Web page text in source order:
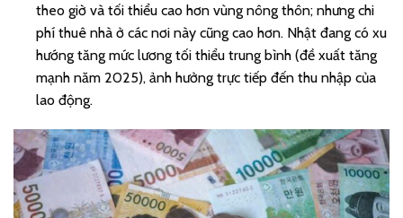
theo giờ và tối thiểu cao hơn vùng nông thôn; nhưng chi
phí thuê nhà ở các nơi này cũng cao hơn. Nhật đang có xu
hướng tăng mức lương tối thiểu trung bình (đề xuất tăng
mạnh năm 2025), ảnh hưởng trực tiếp đến thu nhập của
lao động.